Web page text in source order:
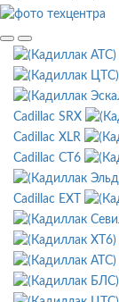
Cadillac SRX
Cadillac XLR
Cadillac CT6
Cadillac EXT